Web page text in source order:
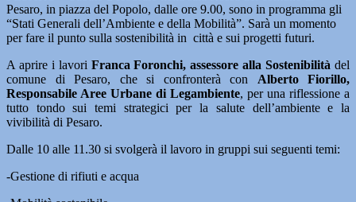
Pesaro, in piazza del Popolo, dalle ore 9.00, sono in programma gli
“Stati Generali dell’Ambiente e della Mobilità”. Sarà un momento
per fare il punto sulla sostenibilità in città e sui progetti futuri.
A aprire i lavori Franca Foronchi, assessore alla Sostenibilità del
comune di Pesaro, che si confronterà con Alberto Fiorillo,
Responsabile Aree Urbane di Legambiente, per una riflessione a
tutto tondo sui temi strategici per la salute dell’ambiente e la
vivibilità di Pesaro.
Dalle 10 alle 11.30 si svolgerà il lavoro in gruppi sui seguenti temi:
-Gestione di rifiuti e acqua